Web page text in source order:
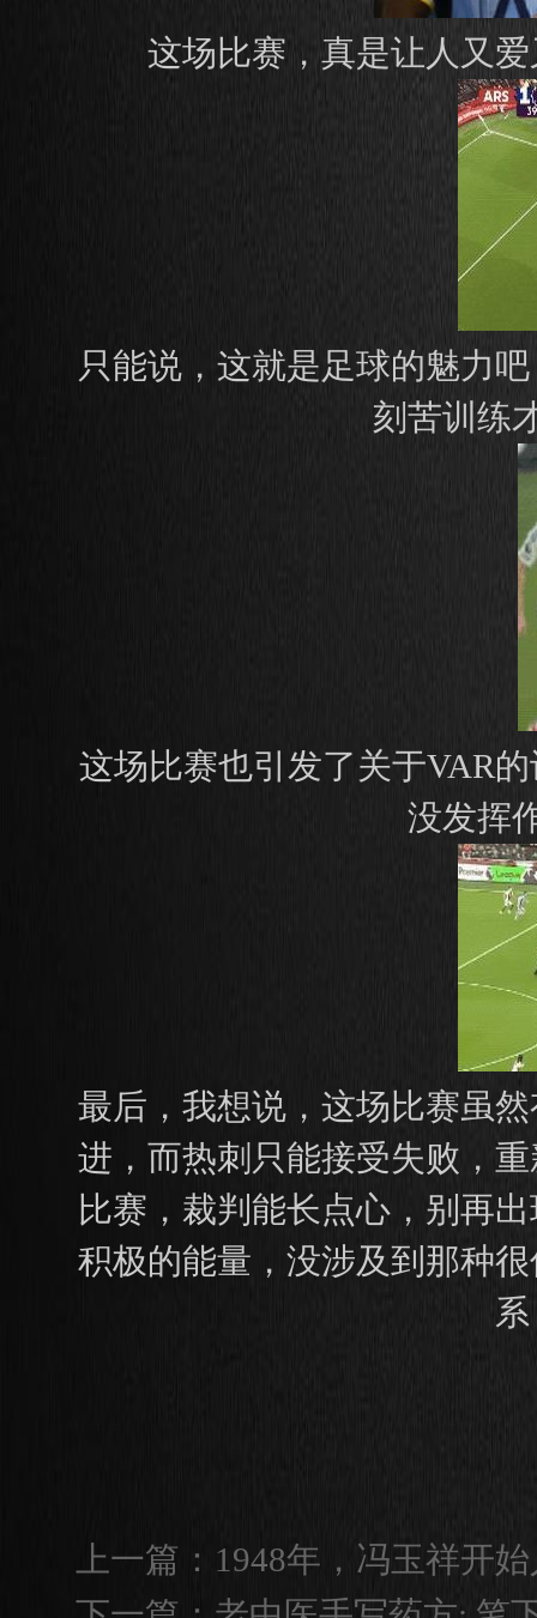
这场比赛，真是让人又
只能说，这就是足球的魅力
刻苦训练
这场比赛也引发了关于VAR
没发挥
最后，我想说，这场比赛虽
进，而热刺只能接受失败，
比赛，裁判能长点心，别再
积极的能量，没涉及到那种
上一篇： 1948年，冯玉祥开